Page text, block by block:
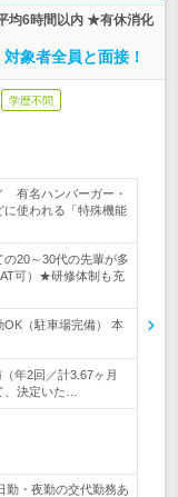
均6時間以内 ★有休消化
象者全員と面接！
学歴不問
有名ハンバーガー・
に使われる「特殊機能
20～30代の先輩が多
可）★研修体制も充
（駐車場完備） 本
年2回／計3.67ヶ月
決定いた…
・夜勤の交代勤務あ